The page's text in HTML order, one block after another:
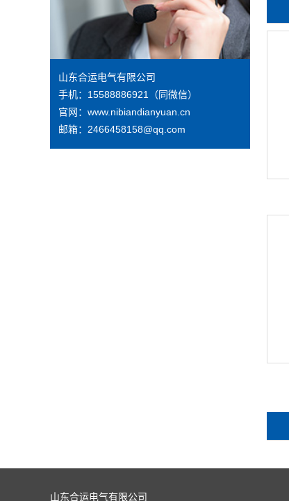
山东合运电气有限公司
手机：15588886921（同微信）
官网：www.nibiandianyuan.cn
邮箱：2466458158@qq.com
山东合运电气有限公司